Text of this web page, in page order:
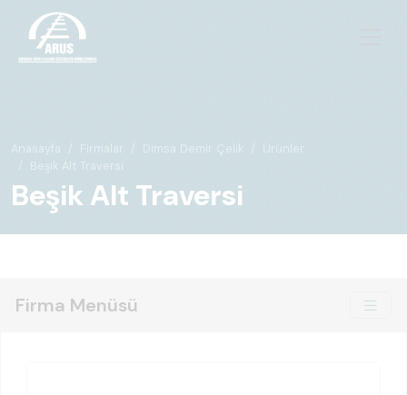
Anasayfa Firmalar Dimsa Demir Çelik
Ürünler
Beşik Alt Traversi
Beşik Alt Traversi
Firma Menüsü